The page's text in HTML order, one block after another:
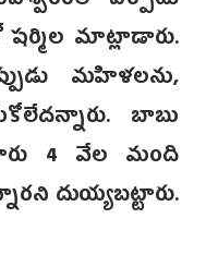
షర్మిల మాట్లాడారు.
మహిళలను,
బాబు
4 వేల మంది
దుయ్యబట్టారు.